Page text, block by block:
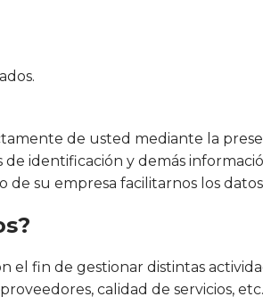
de usted mediante la
identificación y demás
su empresa facilitarnos los
el fin de gestionar distintas
calidad de servicios,